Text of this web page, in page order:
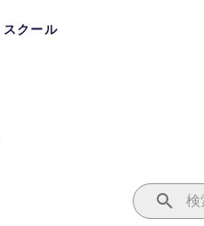
スクール